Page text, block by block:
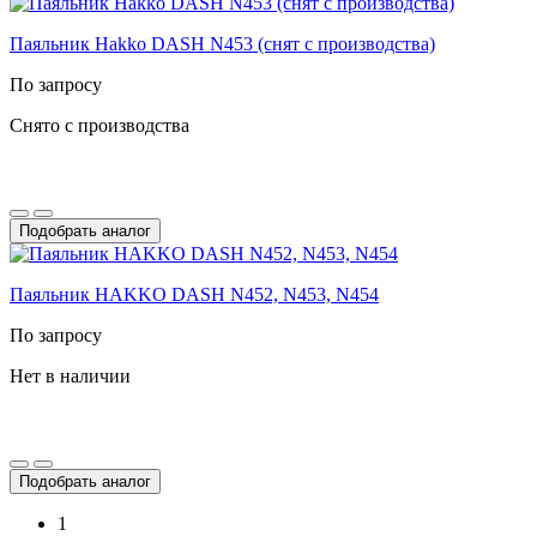
Паяльник Hakko DASH N453 (снят с производства)
По запросу
Снято с производства
Подобрать аналог
Паяльник HAKKO DASH N452, N453, N454
По запросу
Нет в наличии
Подобрать аналог
1